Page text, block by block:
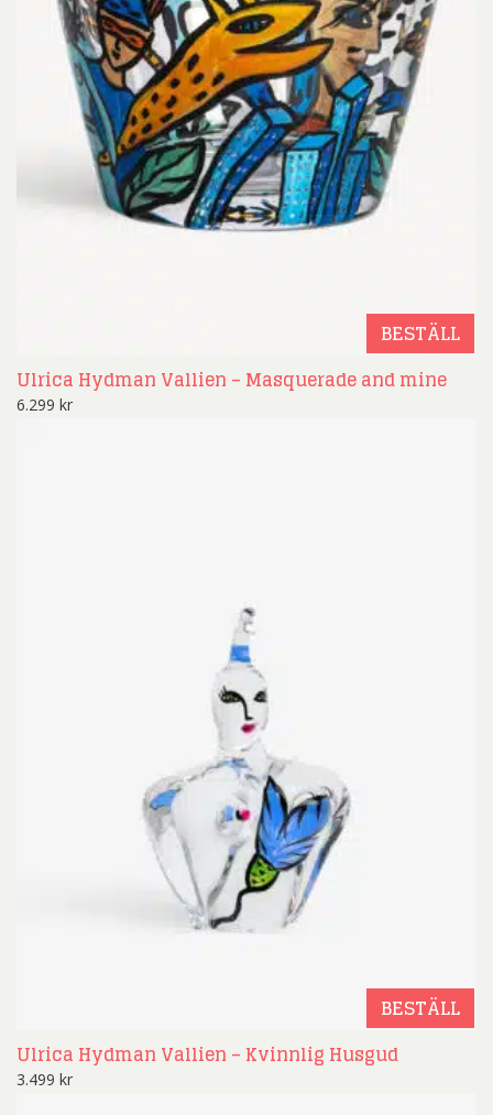
BESTÄLL
Ulrica Hydman Vallien – Masquerade and mine
6.299 kr
BESTÄLL
Ulrica Hydman Vallien – Kvinnlig Husgud
3.499 kr